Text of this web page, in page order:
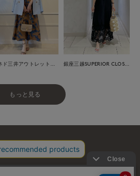
もっと見る